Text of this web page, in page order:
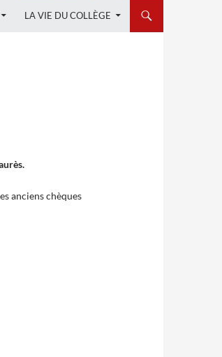
LA VIE DU COLLÈGE
anciens chèques